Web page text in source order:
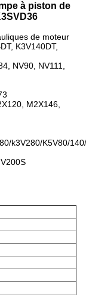
à piston de
de moteur
K3V140DT,
NV90, NV111,
M2X146,
k3V280/K5V80/